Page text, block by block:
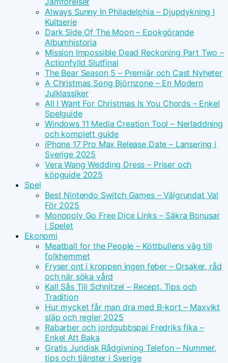
Always Sunny In Philadelphia – Djupdykning I
Kultserie
Dark Side Of The Moon – Epokgörande
Albumhistoria
Mission Impossible Dead Reckoning Part Two –
Actionfylld Slutfinal
The Bear Season 5 – Premiär och Cast Nyheter
A Christmas Song Björnzone – En Modern
Julklassiker
All I Want For Christmas Is You Chords – Enkel
Spelguide
Windows 11 Media Creation Tool – Nerladdning
och komplett guide
iPhone 17 Pro Max Release Date – Lansering i
Sverige 2025
Vera Wang Wedding Dress – Priser och
köpguide 2025
Spel
Best Nintendo Switch Games – Välgrundat Val
För 2025
Monopoly Go Free Dice Links – Säkra Bonusar
i Spelet
Ekonomi
Meatball for the People – Köttbullens väg till
folkhemmet
Fryser ont i kroppen ingen feber – Orsaker, råd
och när söka vård
Kall Sås Till Schnitzel – Recept, Tips och
Tradition
Hur mycket får man dra med B-kort – Maxvikt
släp och regler 2025
Rabarber och jordgubbspaj Fredriks fika –
Enkel Att Baka
Gratis Juridisk Rådgivning Telefon – Nummer,
tips och tjänster i Sverige